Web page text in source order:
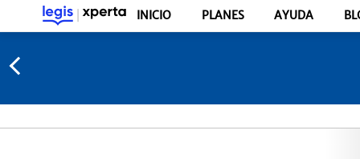
INICIO PLANES AYUDA